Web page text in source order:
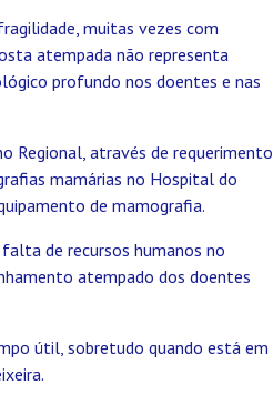
muitas vezes com
atempada não representa
profundo nos doentes e nas
Regional, através de requerimento,
mamárias no Hospital do
de mamografia.
de recursos humanos no
atempado dos doentes
útil, sobretudo quando está em